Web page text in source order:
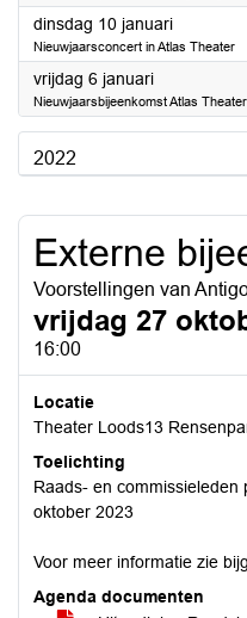
dinsdag 10 januari2023
Nieuwjaarsconcert in Atlas Theater
vrijdag 6 januari2023
Nieuwjaarsbijeenkomst Atlas Theater
2022
Externe
Voorstellingen van
vrijdag 27
16:00
Locatie
Theater Loods13
Toelichting
Raads- en
oktober 2023
Voor meer informatie zie
Agenda documenten